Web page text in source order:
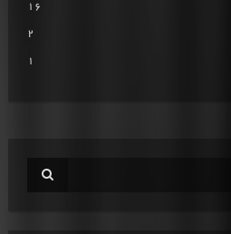
16
2
1